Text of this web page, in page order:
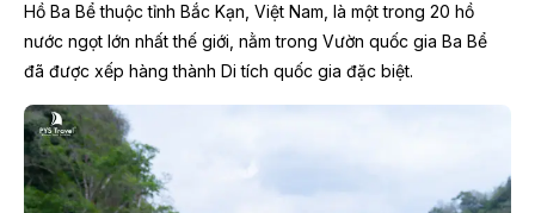
Hồ Ba Bể thuộc tỉnh Bắc Kạn, Việt Nam, là một trong 20 hồ
nước ngọt lớn nhất thế giới, nằm trong Vườn quốc gia Ba Bể
đã được xếp hàng thành Di tích quốc gia đặc biệt.